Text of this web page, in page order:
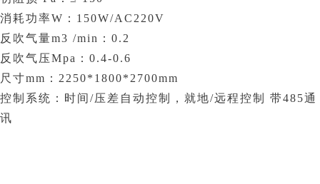
消耗功率W：150W/AC220V
反吹气量m3 /min：0.2
反吹气压Mpa：0.4-0.6
尺寸mm：2250*1800*2700mm
控制系统：时间/压差自动控制，就地/远程控制 带485通
讯